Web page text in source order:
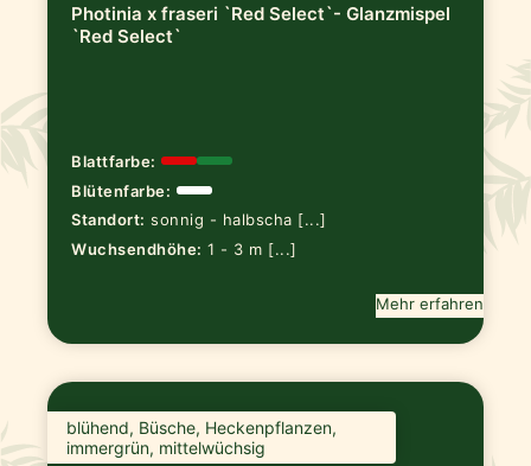
Photinia x fraseri `Red Select`- Glanzmispel
`Red Select`
Blattfarbe:
Blütenfarbe:
Standort: sonnig - halbscha [...]
Wuchsendhöhe: 1 - 3 m [...]
Mehr erfahren
blühend, Büsche, Heckenpflanzen,
immergrün, mittelwüchsig